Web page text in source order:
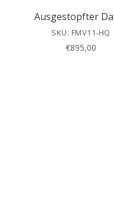
Ausgestopfter
SKU: FMV11-HQ
€895,00